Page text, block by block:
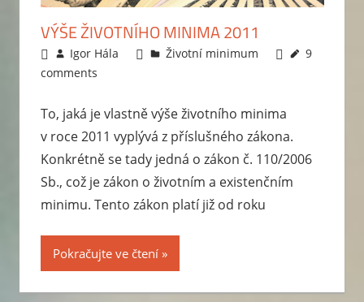
bude
zvýšení?
informace,
žádost
příklady
výpočet
vícečlennou
VÝŠE ŽIVOTNÍHO MINIMA 2011
15.3.2011
Igor Hála Životní minimum
9
comments
To, jaká je vlastně výše životního minima
v roce 2011 vyplývá z příslušného zákona.
Konkrétně se tady jedná o zákon č. 110/2006
Sb., což je zákon o životním a existenčním
minimu. Tento zákon platí již od roku
Pokračujte ve čtení